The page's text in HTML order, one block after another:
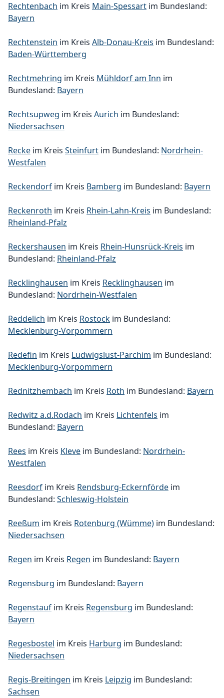
Rechtenbach im Kreis Main-Spessart im Bundesland:
Bayern
Rechtenstein im Kreis Alb-Donau-Kreis im Bundesland:
Baden-Württemberg
Rechtmehring im Kreis Mühldorf am Inn im
Bundesland: Bayern
Rechtsupweg im Kreis Aurich im Bundesland:
Niedersachsen
Recke im Kreis Steinfurt im Bundesland: Nordrhein-
Westfalen
Reckendorf im Kreis Bamberg im Bundesland: Bayern
Reckenroth im Kreis Rhein-Lahn-Kreis im Bundesland:
Rheinland-Pfalz
Reckershausen im Kreis Rhein-Hunsrück-Kreis im
Bundesland: Rheinland-Pfalz
Recklinghausen im Kreis Recklinghausen im
Bundesland: Nordrhein-Westfalen
Reddelich im Kreis Rostock im Bundesland:
Mecklenburg-Vorpommern
Redefin im Kreis Ludwigslust-Parchim im Bundesland:
Mecklenburg-Vorpommern
Rednitzhembach im Kreis Roth im Bundesland: Bayern
Redwitz a.d.Rodach im Kreis Lichtenfels im
Bundesland: Bayern
Rees im Kreis Kleve im Bundesland: Nordrhein-
Westfalen
Reesdorf im Kreis Rendsburg-Eckernförde im
Bundesland: Schleswig-Holstein
Reeßum im Kreis Rotenburg (Wümme) im Bundesland:
Niedersachsen
Regen im Kreis Regen im Bundesland: Bayern
Regensburg im Bundesland: Bayern
Regenstauf im Kreis Regensburg im Bundesland:
Bayern
Regesbostel im Kreis Harburg im Bundesland:
Niedersachsen
Regis-Breitingen im Kreis Leipzig im Bundesland:
Sachsen